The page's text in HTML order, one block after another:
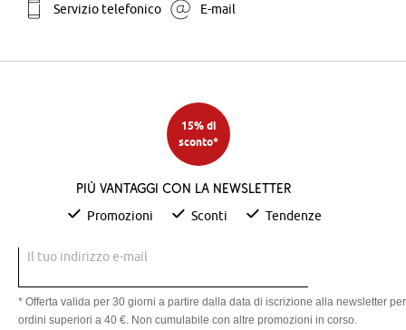
Servizio telefonico E-mail
15% di
sconto*
Più vantaggi con la newsletter
Promozioni Sconti Tendenze
Il tuo indirizzo e-mail
* Offerta valida per 30 giorni a partire dalla data di iscrizione alla newsletter per
ordini superiori a 40 €. Non cumulabile con altre promozioni in corso.